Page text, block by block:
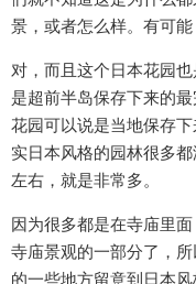
景，或者怎么样。有可能
对，而且这个日本花园
是超前半岛保存下来的
花园可以说是当地保存
实日本风格的园林很多
左右，就是非常多。
因为很多都是在寺庙里
寺庙景观的一部分了，
的一些地方留意到日本